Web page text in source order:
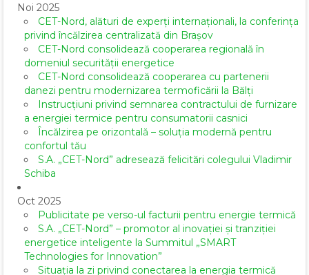
Noi 2025
CET-Nord, alături de experți internaționali, la conferința
privind încălzirea centralizată din Brașov
CET-Nord consolidează cooperarea regională în
domeniul securității energetice
CET-Nord consolidează cooperarea cu partenerii
danezi pentru modernizarea termoficării la Bălți
Instrucțiuni privind semnarea contractului de furnizare
a energiei termice pentru consumatorii casnici
Încălzirea pe orizontală – soluția modernă pentru
confortul tău
S.A. „CET-Nord” adresează felicitări colegului Vladimir
Schiba
Oct 2025
Publicitate pe verso-ul facturii pentru energie termică
S.A. „CET-Nord” – promotor al inovației și tranziției
energetice inteligente la Summitul „SMART
Technologies for Innovation”
Situația la zi privind conectarea la energia termică